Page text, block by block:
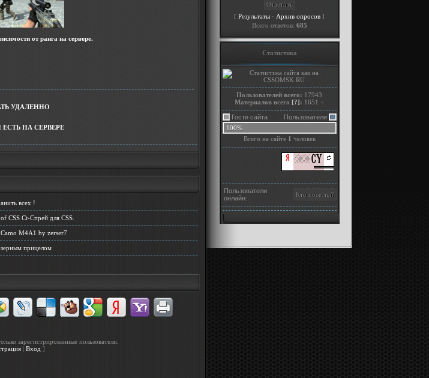
от ранга на сервере.
УДАЛЕННО
НА СЕРВЕРЕ
всех !
CSS Ct-Спрей для CSS.
M4A1 by zerser7
прицелом
зарегистрированные пользователи.
Вход ]
[ Результаты · Архив опросов ]
Всего ответов: 685
Статистика
Пользователей всего: 17943
Материалов всего [?]: 1651 +
Гости сайта
Пользователи
100%
Всего на сайте 1 человек
Пользователи
онлайн: